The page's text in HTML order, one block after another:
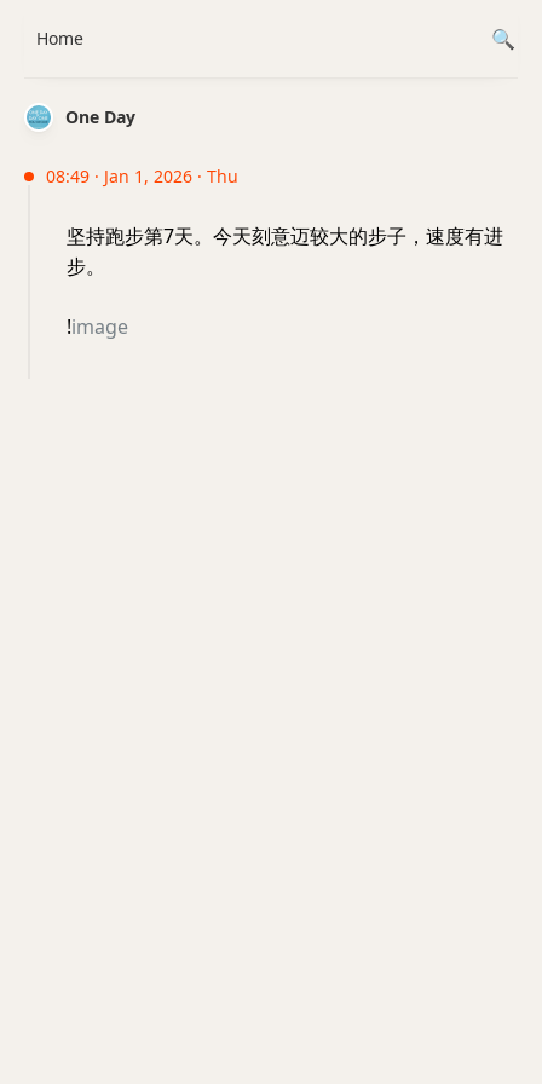
One Day
08:49 · Jan 1, 2026 · Thu
坚持跑步第7天。今天刻意迈较大的步子，速度有进
步。
!image
Home